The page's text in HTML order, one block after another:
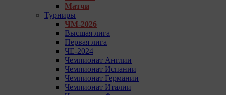
Матчи
Турниры
ЧМ-2026
Высшая лига
Первая лига
ЧЕ-2024
Чемпионат Англии
Чемпионат Испании
Чемпионат Германии
Чемпионат Италии